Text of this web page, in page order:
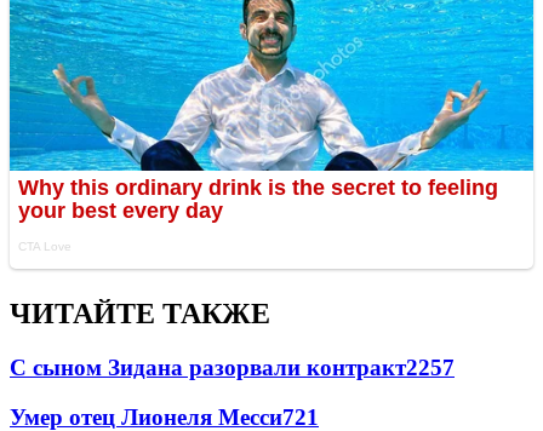
ЧИТАЙТЕ ТАКЖЕ
С сыном Зидана разорвали контракт2257
Умер отец Лионеля Месси721